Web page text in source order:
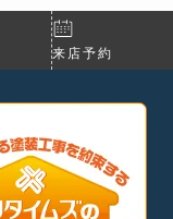
来店予約